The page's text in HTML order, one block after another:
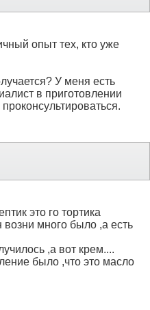
опыт тех, кто уже
У меня есть
в приготовлении
это го тортика
возни много было ,а есть
,а вот крем....
было ,что это масло